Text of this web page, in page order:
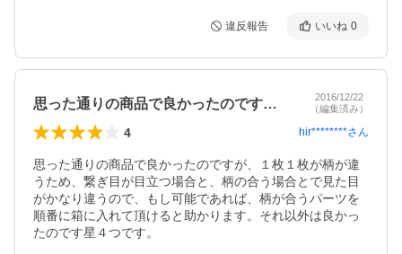
違反報告 いいね 0
思った通りの商品で良かったのですが、１…
2016/12/22
（編集済み）
4 hir********さん
思った通りの商品で良かったのですが、１枚１枚が柄が違
うため、繋ぎ目が目立つ場合と、柄の合う場合とで見た目
がかなり違うので、もし可能であれば、柄が合うパーツを
順番に箱に入れて頂けると助かります。それ以外は良かっ
たのです星４つです。